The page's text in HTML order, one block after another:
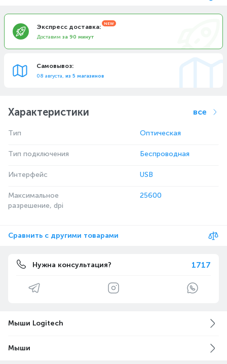
Экспресс доставка:
Доставим за 90 минут
Самовывоз:
08 августа, из 5 магазинов
Характеристики все
Тип Оптическая
Тип подключения Беспроводная
Интерфейс USB
Максимальное
разрешение, dpi
25600
Сравнить с другими товарами
Нужна консультация? 1717
Мыши Logitech
Мыши